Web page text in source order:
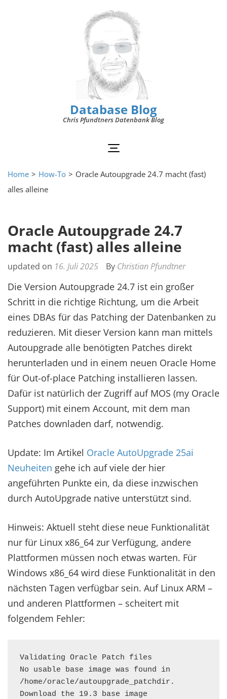
Database Blog
Chris Pfundtners Datenbank Blog
Home > How-To > Oracle Autoupgrade 24.7 macht (fast)
alles alleine
Oracle Autoupgrade 24.7
macht (fast) alles alleine
updated on 16. Juli 2025 By Christian Pfundtner
Die Version Autoupgrade 24.7 ist ein großer
Schritt in die richtige Richtung, um die Arbeit
eines DBAs für das Patching der Datenbanken zu
reduzieren. Mit dieser Version kann man mittels
Autoupgrade alle benötigten Patches direkt
herunterladen und in einem neuen Oracle Home
für Out-of-place Patching installieren lassen.
Dafür ist natürlich der Zugriff auf MOS (my Oracle
Support) mit einem Account, mit dem man
Patches downladen darf, notwendig.
Update: Im Artikel Oracle AutoUpgrade 25ai
Neuheiten gehe ich auf viele der hier
angeführten Punkte ein, da diese inzwischen
durch AutoUpgrade native unterstützt sind.
Hinweis: Aktuell steht diese neue Funktionalität
nur für Linux x86_64 zur Verfügung, andere
Plattformen müssen noch etwas warten. Für
Windows x86_64 wird diese Funktionalität in den
nächsten Tagen verfügbar sein. Auf Linux ARM –
und anderen Plattformen – scheitert mit
folgendem Fehler:
Validating Oracle Patch files
No usable base image was found in
/home/oracle/autoupgrade_patchdir.
Download the 19.3 base image